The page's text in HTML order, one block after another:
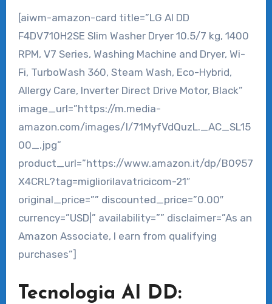
[aiwm-amazon-card title=”LG AI DD
F4DV710H2SE Slim Washer Dryer 10.5/7 kg, 1400
RPM, V7 Series, Washing Machine and Dryer, Wi-
Fi, TurboWash 360, Steam Wash, Eco-Hybrid,
Allergy Care, Inverter Direct Drive Motor, Black”
image_url=”https://m.media-
amazon.com/images/I/71MyfVdQuzL._AC_SL15
00_.jpg”
product_url=”https://www.amazon.it/dp/B0957
X4CRL?tag=migliorilavatricicom-21″
original_price=”” discounted_price=”0.00″
currency=”USD|” availability=”” disclaimer=”As an
Amazon Associate, I earn from qualifying
purchases”]
Tecnologia AI DD: